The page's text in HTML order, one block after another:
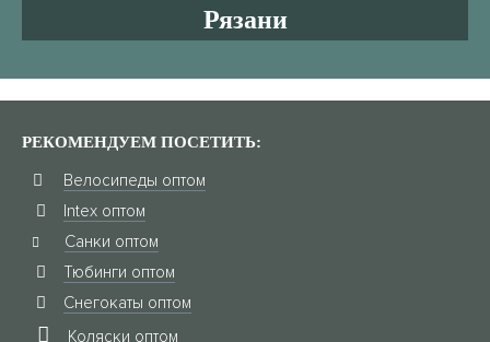
Рязани
РЕКОМЕНДУЕМ ПОСЕТИТЬ:
Велосипеды оптом
Intex оптом
Санки оптом
Тюбинги оптом
Снегокаты оптом
Коляски оптом